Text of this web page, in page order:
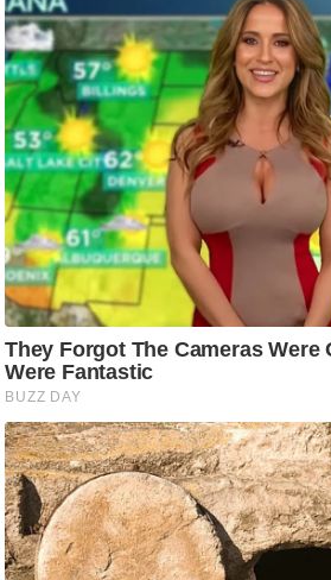
ज
नी
ति
वि
श्ले
ष
ण
स
म
सा
म
यि
क
मा
तृ
भू
मि
स्तं